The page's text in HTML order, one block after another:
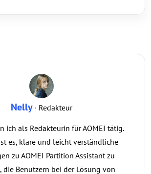
Nelly · Redakteur
ich als Redakteurin für AOMEI tätig.
es, klare und leicht verständliche
zu AOMEI Partition Assistant zu
die Benutzern bei der Lösung von